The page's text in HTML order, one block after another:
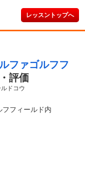
レッスントップへ
ファゴルフフ
評価
ドコウ
フィールド内